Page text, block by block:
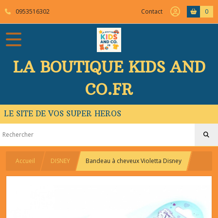
0953516302 Contact 0
LA BOUTIQUE KIDS AND
CO.FR
LE SITE DE VOS SUPER HEROS
Accueil DISNEY Bandeau à cheveux Violetta Disney